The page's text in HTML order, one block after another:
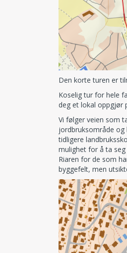
Den korte turen er
Koselig tur for hele
deg et lokal oppgjør
Vi følger veien som
jordbruksområde og
tidligere
mulighet for å ta
Riaren for de som
byggefelt, men